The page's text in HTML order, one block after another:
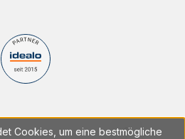
Cookies, um eine bestmögliche